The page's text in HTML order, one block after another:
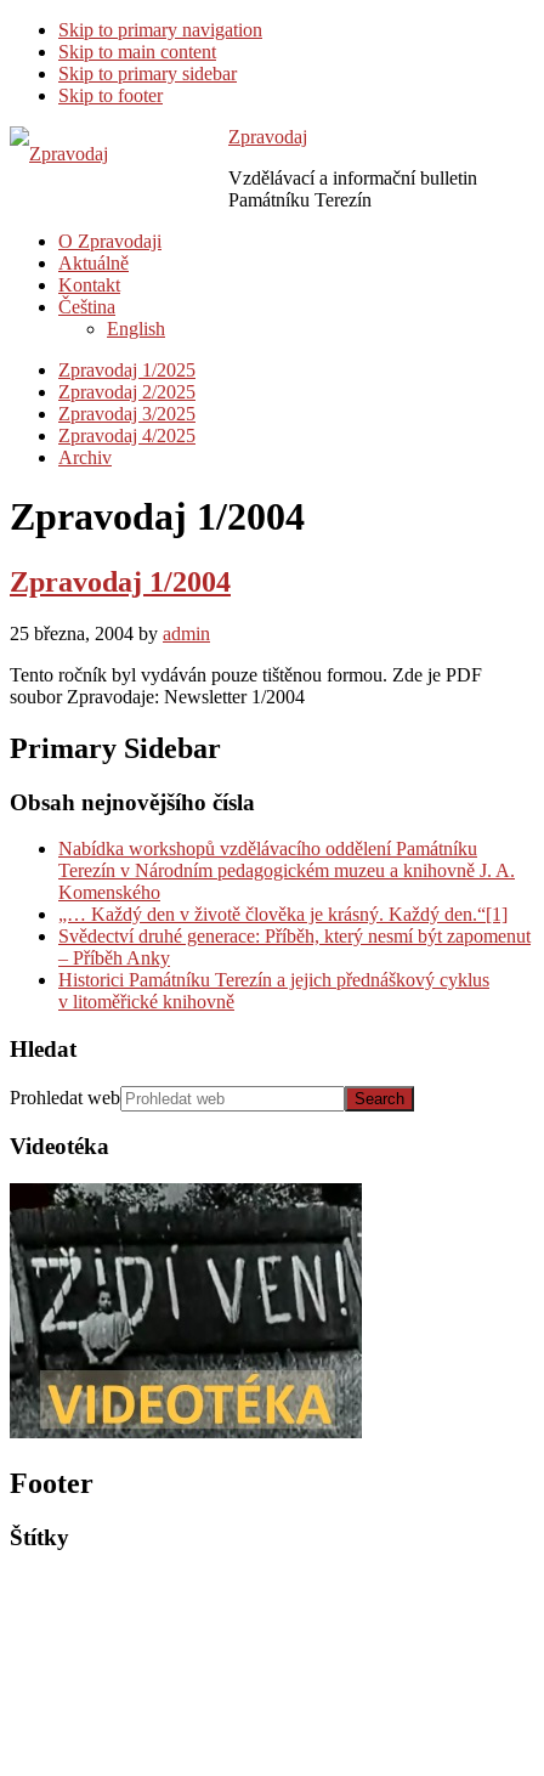
Skip to primary navigation
Skip to main content
Skip to primary sidebar
Skip to footer
Zpravodaj
Vzdělávací a informační bulletin
Památníku Terezín
O Zpravodaji
Aktuálně
Kontakt
Čeština
English
Zpravodaj 1/2025
Zpravodaj 2/2025
Zpravodaj 3/2025
Zpravodaj 4/2025
Archiv
Zpravodaj 1/2004
Zpravodaj 1/2004
25 března, 2004 by admin
Tento ročník byl vydáván pouze tištěnou formou. Zde je PDF
soubor Zpravodaje: Newsletter 1/2004
Primary Sidebar
Obsah nejnovějšího čísla
Nabídka workshopů vzdělávacího oddělení Památníku
Terezín v Národním pedagogickém muzeu a knihovně J. A.
Komenského
„… Každý den v životě člověka je krásný. Každý den.“[1]
Svědectví druhé generace: Příběh, který nesmí být zapomenut
– Příběh Anky
Historici Památníku Terezín a jejich přednáškový cyklus
v litoměřické knihovně
Hledat
Prohledat web
Videotéka
Footer
Štítky